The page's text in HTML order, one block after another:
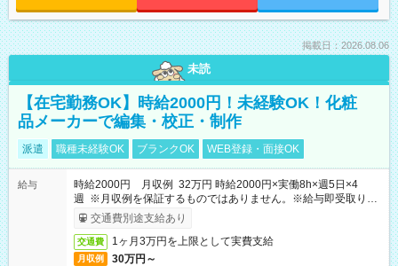
掲載日：2026.08.06
未読
【在宅勤務OK】時給2000円！未経験OK！化粧
品メーカーで編集・校正・制作
派遣 職種未経験OK ブランクOK WEB登録・面接OK
給与
時給2000円 月収例 32万円 時給2000円×実働8h×週5日×4
週 ※月収例を保証するものではありません。※給与即受取りサ
ービス利用可（利用条件有）
交通費別途支給あり
交通費 1ヶ月3万円を上限として実費支給
月収例 30万円～